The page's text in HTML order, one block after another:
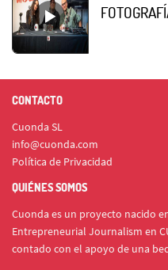
CONTACTO
Cuonda SL
info@cuonda.com
Política de Privacidad
QUIÉNES SOMOS
Cuonda es un proyecto nacido
Entrepreneurial Journalism en
contado con el apoyo de una